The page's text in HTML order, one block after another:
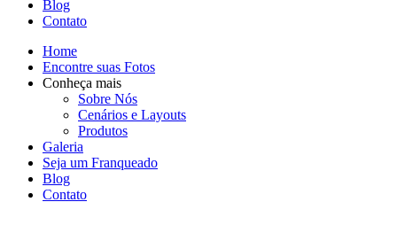
Blog
Contato
Home
Encontre suas Fotos
Conheça mais
Sobre Nós
Cenários e Layouts
Produtos
Galeria
Seja um Franqueado
Blog
Contato